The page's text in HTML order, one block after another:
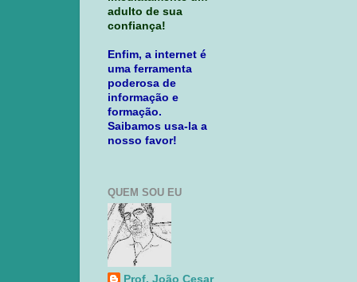
adulto de sua
confiança!
Enfim, a internet é
uma ferramenta
poderosa de
informação e
formação.
Saibamos usa-la a
nosso favor!
QUEM SOU EU
Prof. João Cesar